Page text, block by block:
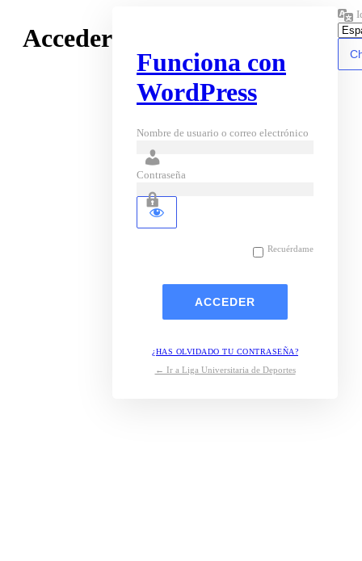
Acceder
Funciona con
WordPress
Nombre de usuario o correo electrónico
Contraseña
Recuérdame
¿HAS OLVIDADO TU CONTRASEÑA?
← Ir a Liga Universitaria de Deportes